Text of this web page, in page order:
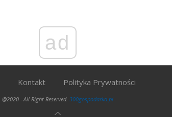
ad
Kontakt Polityka Prywatności
@2020 - All Right Reserved. 300gospodarka.pl